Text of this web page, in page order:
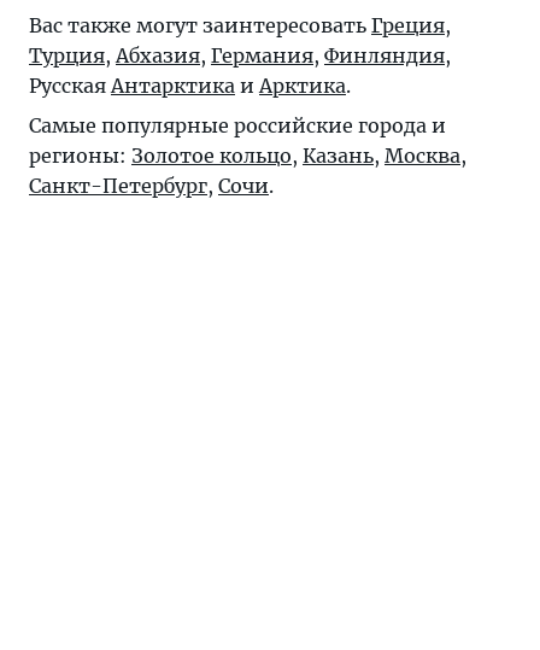
Вас также могут заинтересовать Греция,
Турция, Абхазия, Германия, Финляндия,
Русская Антарктика и Арктика.
Самые популярные российские города и
регионы: Золотое кольцо, Казань, Москва,
Санкт-Петербург, Сочи.